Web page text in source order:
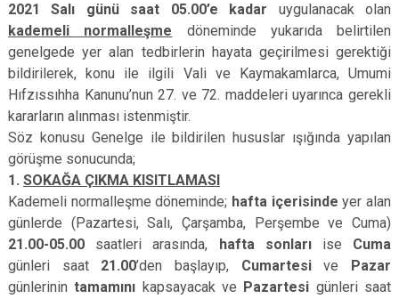
2021 Salı günü saat 05.00’e kadar uygulanacak olan
kademeli normalleşme döneminde yukarıda belirtilen
genelgede yer alan tedbirlerin hayata geçirilmesi gerektiği
bildirilerek, konu ile ilgili Vali ve Kaymakamlarca, Umumi
Hıfzıssıhha Kanunu’nun 27. ve 72. maddeleri uyarınca gerekli
kararların alınması istenmiştir.
Söz konusu Genelge ile bildirilen hususlar ışığında yapılan
görüşme sonucunda;
1. SOKAĞA ÇIKMA KISITLAMASI
Kademeli normalleşme döneminde; hafta içerisinde yer alan
günlerde (Pazartesi, Salı, Çarşamba, Perşembe ve Cuma)
21.00-­05.00 saatleri arasında, hafta sonlarıise Cuma
günleri saat 21.00’den başlayıp, Cumartesive Pazar
günlerinintamamını kapsayacak ve Pazartesi günleri saat